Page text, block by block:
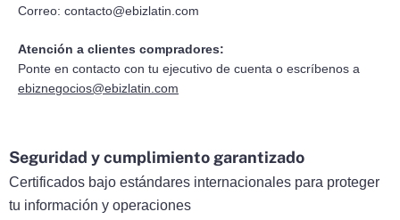
Correo: contacto@ebizlatin.com
Atención a clientes compradores:
Ponte en contacto con tu ejecutivo de cuenta o escríbenos a
ebiznegocios@ebizlatin.com
Seguridad y cumplimiento garantizado
Certificados bajo estándares internacionales para proteger
tu información y operaciones